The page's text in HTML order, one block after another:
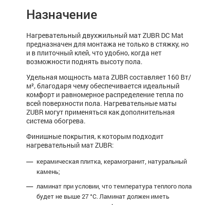
Назначение
Нагревательный двухжильный мат ZUBR DC Mat
предназначен для монтажа не только в стяжку, но
и в плиточный клей, что удобно, когда нет
возможности поднять высоту пола.
Удельная мощность мата ZUBR составляет 160 Вт/
м², благодаря чему обеспечивается идеальный
комфорт и равномерное распределение тепла по
всей поверхности пола. Нагревательные маты
ZUBR могут применяться как дополнительная
система обогрева.
Финишные покрытия, к которым подходит
нагревательный мат ZUBR:
керамическая плитка, керамогранит, натуральный
камень;
ламинат при условии, что температура теплого пола
будет не выше 27 °C. Ламинат должен иметь